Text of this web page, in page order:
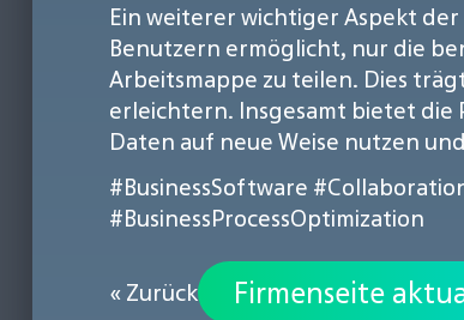
Ein weiterer wichtiger Aspekt
Benutzern ermöglicht, nur die
Arbeitsmappe zu teilen. Dies
erleichtern. Insgesamt bietet die
Daten auf neue Weise nutzen
#BusinessSoftware
#BusinessProcessOptimization
« Zurück Firmenseite